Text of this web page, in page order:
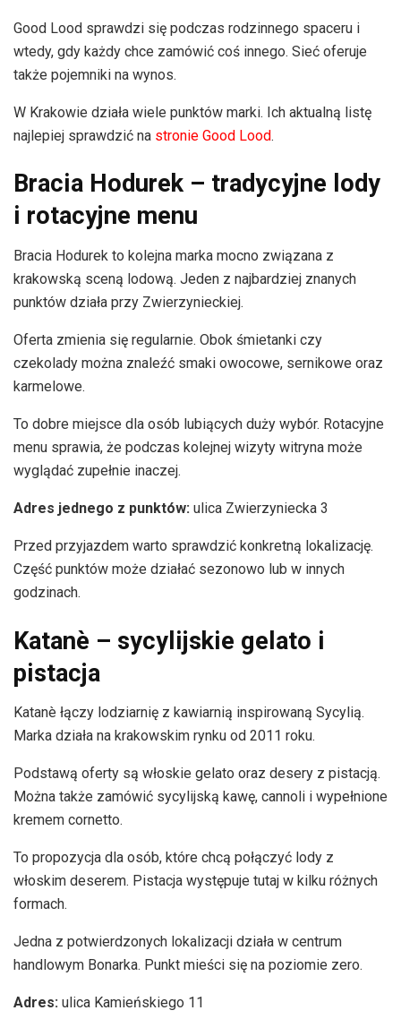
Good Lood sprawdzi się podczas rodzinnego spaceru i
wtedy, gdy każdy chce zamówić coś innego. Sieć oferuje
także pojemniki na wynos.
W Krakowie działa wiele punktów marki. Ich aktualną listę
najlepiej sprawdzić na stronie Good Lood.
Bracia Hodurek – tradycyjne lody
i rotacyjne menu
Bracia Hodurek to kolejna marka mocno związana z
krakowską sceną lodową. Jeden z najbardziej znanych
punktów działa przy Zwierzynieckiej.
Oferta zmienia się regularnie. Obok śmietanki czy
czekolady można znaleźć smaki owocowe, sernikowe oraz
karmelowe.
To dobre miejsce dla osób lubiących duży wybór. Rotacyjne
menu sprawia, że podczas kolejnej wizyty witryna może
wyglądać zupełnie inaczej.
Adres jednego z punktów: ulica Zwierzyniecka 3
Przed przyjazdem warto sprawdzić konkretną lokalizację.
Część punktów może działać sezonowo lub w innych
godzinach.
Katanè – sycylijskie gelato i
pistacja
Katanè łączy lodziarnię z kawiarnią inspirowaną Sycylią.
Marka działa na krakowskim rynku od 2011 roku.
Podstawą oferty są włoskie gelato oraz desery z pistacją.
Można także zamówić sycylijską kawę, cannoli i wypełnione
kremem cornetto.
To propozycja dla osób, które chcą połączyć lody z
włoskim deserem. Pistacja występuje tutaj w kilku różnych
formach.
Jedna z potwierdzonych lokalizacji działa w centrum
handlowym Bonarka. Punkt mieści się na poziomie zero.
Adres: ulica Kamieńskiego 11